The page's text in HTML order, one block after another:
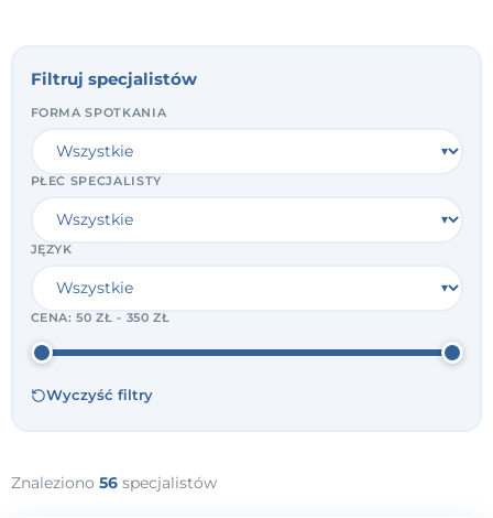
Filtruj specjalistów
FORMA SPOTKANIA
PŁEĆ SPECJALISTY
JĘZYK
CENA:50 ZŁ - 350 ZŁ
Wyczyść filtry
Znaleziono 56 specjalistów